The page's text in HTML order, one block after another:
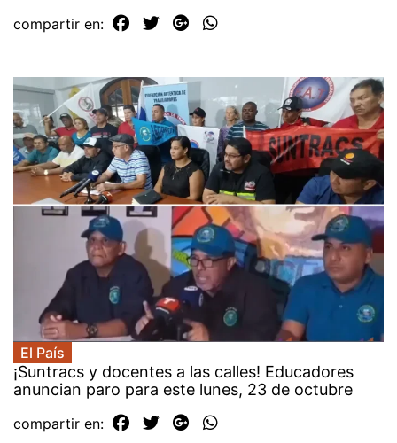
compartir en:
El País
¡Suntracs y docentes a las calles! Educadores
anuncian paro para este lunes, 23 de octubre
compartir en: